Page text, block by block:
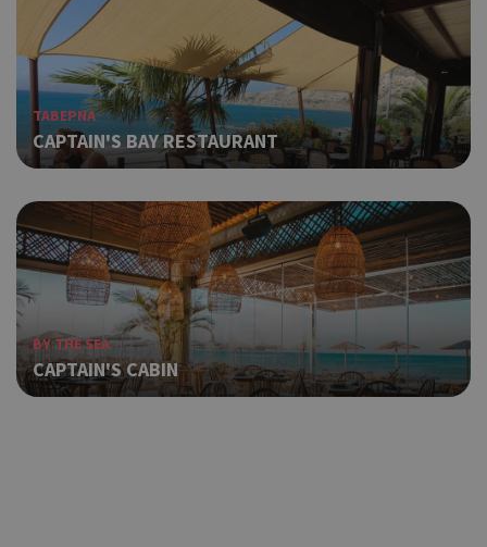
ΤΑΒΕΡΝΑ
CAPTAIN'S BAY RESTAURANT
BY THE SEA
CAPTAIN'S CABIN